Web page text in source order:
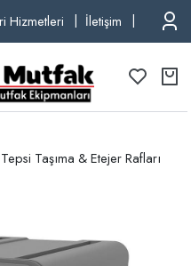
Hizmetleri İletişim TEL:
Tepsi Taşıma & Etejer Rafları